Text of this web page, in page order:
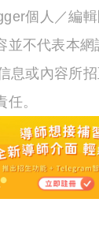
個人／編
並不代表本
息或內容所招
。